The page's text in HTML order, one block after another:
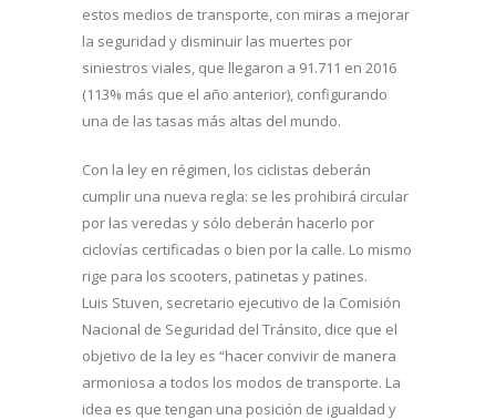
estos medios de transporte, con miras a mejorar
la seguridad y disminuir las muertes por
siniestros viales, que llegaron a 91.711 en 2016
(113% más que el año anterior), configurando
una de las tasas más altas del mundo.
Con la ley en régimen, los ciclistas deberán
cumplir una nueva regla: se les prohibirá circular
por las veredas y sólo deberán hacerlo por
ciclovías certificadas o bien por la calle. Lo mismo
rige para los scooters, patinetas y patines.
Luis Stuven, secretario ejecutivo de la Comisión
Nacional de Seguridad del Tránsito, dice que el
objetivo de la ley es “hacer convivir de manera
armoniosa a todos los modos de transporte. La
idea es que tengan una posición de igualdad y